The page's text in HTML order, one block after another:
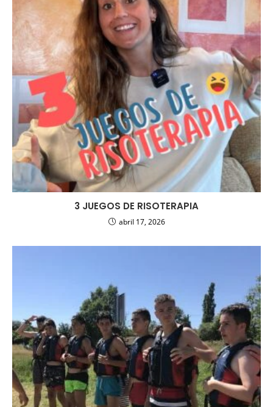
3 JUEGOS DE RISOTERAPIA
abril 17, 2026